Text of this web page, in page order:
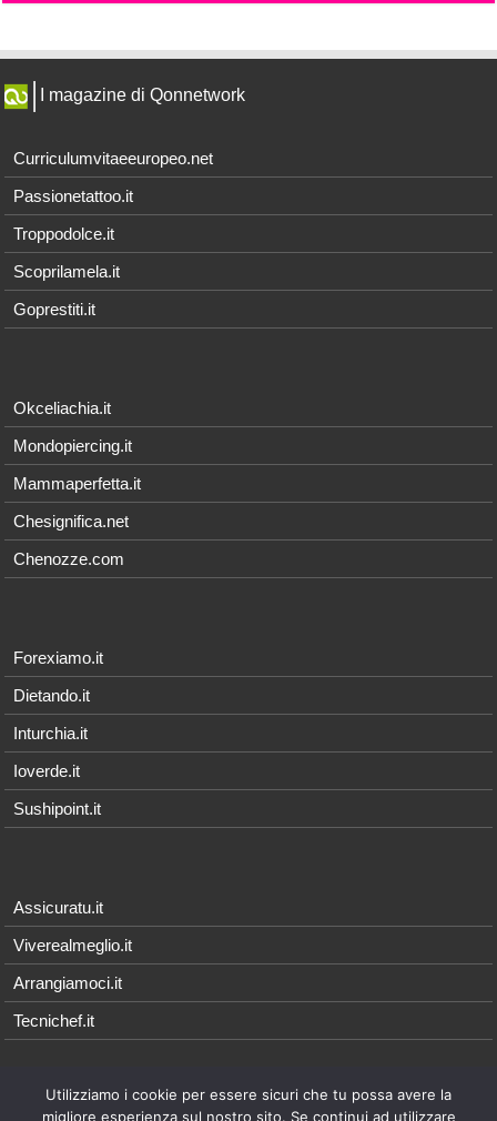
I magazine di Qonnetwork
Curriculumvitaeeuropeo.net
Passionetattoo.it
Troppodolce.it
Scoprilamela.it
Goprestiti.it
Okceliachia.it
Mondopiercing.it
Mammaperfetta.it
Chesignifica.net
Chenozze.com
Forexiamo.it
Dietando.it
Inturchia.it
Ioverde.it
Sushipoint.it
Assicuratu.it
Viverealmeglio.it
Arrangiamoci.it
Tecnichef.it
© 2026 - Arrangiamoci.it è parte della rete Qonnetwork, i cui contenuti
Utilizziamo i cookie per essere sicuri che tu possa avere la
migliore esperienza sul nostro sito. Se continui ad utilizzare